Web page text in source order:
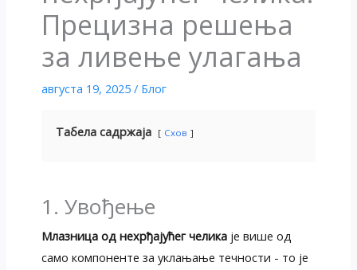
Прецизна решења
за ливење улагања
августа 19, 2025 / Блог
Табела садржаја Схов
1. Увођење
Млазница од нехрђајућег челикаје више од
само компоненте за уклањање течности - то је